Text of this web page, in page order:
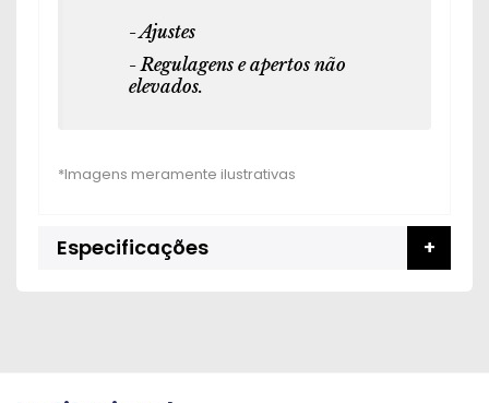
- Ajustes
- Regulagens e apertos não
elevados.
Especificações